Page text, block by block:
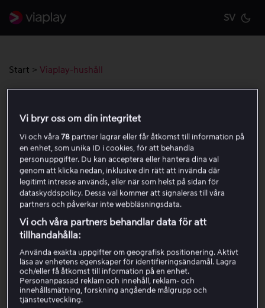
SV
Start > Viaplay-hushåll
Skapa och hantera ett Viaplay-hushåll
Categories
Viaplay-hushåll
Rekommenderat
Paketändringar
Vi bryr oss om din integritet
Vi och våra78 partner lagrar eller får åtkomst till information på
en enhet, som unika ID i cookies, för att behandla
personuppgifter. Du kan acceptera eller hantera dina val
genom att klicka nedan, inklusive din rätt att invända där
legitimt intresse används, eller när som helst på sidan för
dataskyddspolicy. Dessa val kommer att signaleras till våra
partners och påverkar inte webbläsningsdata.
Vi och våra partners behandlar data för att
tillhandahålla:
Använda exakta uppgifter om geografisk positionering. Aktivt
läsa av enhetens egenskaper för identifieringsändamål. Lagra
och/eller få åtkomst till information på en enhet.
Personanpassad reklam och innehåll, reklam- och
innehållsmätning, forskning angående målgrupp och
tjänsteutveckling.